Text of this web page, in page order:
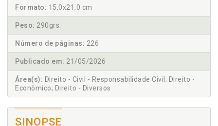
Formato: 15,0x21,0 cm
Peso: 290grs.
Número de páginas: 226
Publicado em: 21/05/2026
Área(s): Direito - Civil - Responsabilidade Civil; Direito -
Econômico; Direito - Diversos
SINOPSE